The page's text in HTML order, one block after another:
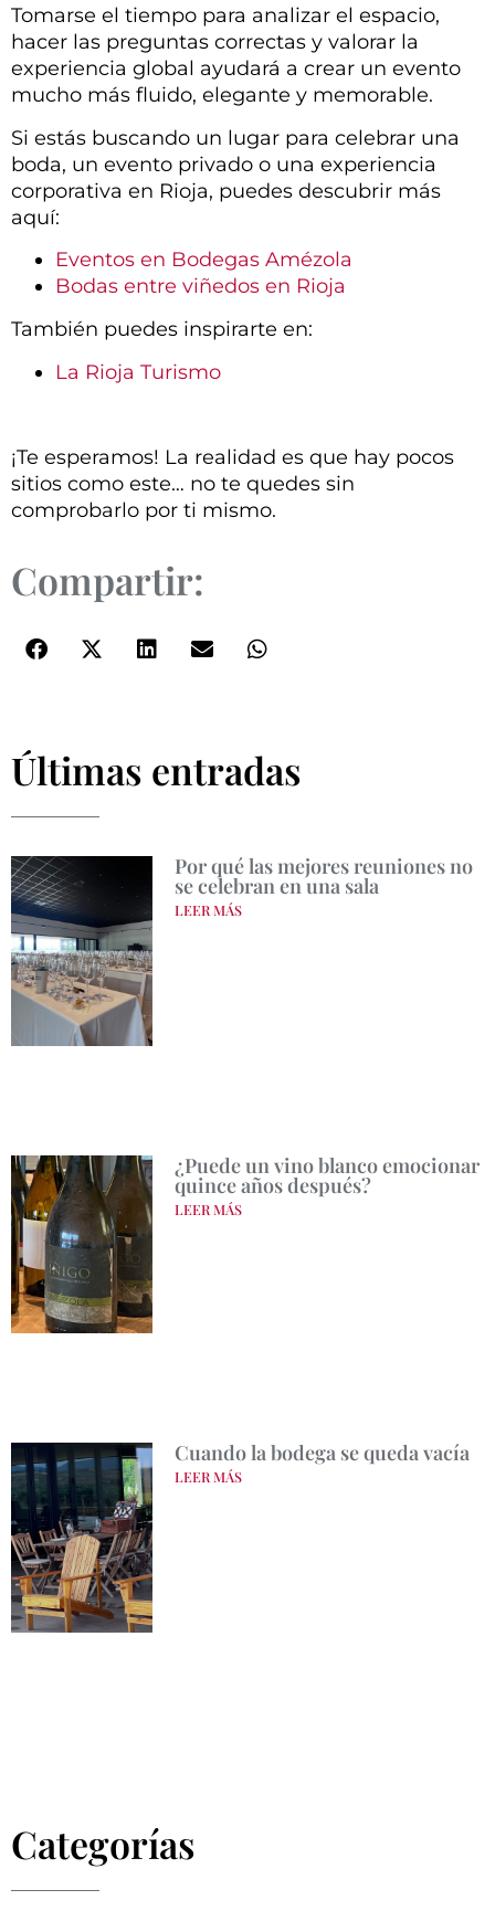
Tomarse el tiempo para analizar el espacio,
hacer las preguntas correctas y valorar la
experiencia global ayudará a crear un evento
mucho más fluido, elegante y memorable.
Si estás buscando un lugar para celebrar una
boda, un evento privado o una experiencia
corporativa en Rioja, puedes descubrir más
aquí:
Eventos en Bodegas Amézola
Bodas entre viñedos en Rioja
También puedes inspirarte en:
La Rioja Turismo
¡Te esperamos! La realidad es que hay pocos
sitios como este… no te quedes sin
comprobarlo por ti mismo.
Compartir:
Últimas entradas
Por qué las mejores reuniones no
se celebran en una sala
LEER MÁS
¿Puede un vino blanco emocionar
quince años después?
LEER MÁS
Cuando la bodega se queda vacía
LEER MÁS
Categorías